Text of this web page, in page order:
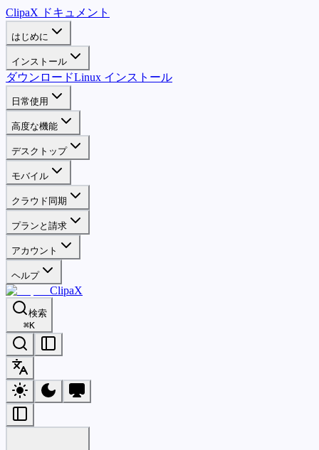
ClipaX ドキュメント
はじめに
インストール
ダウンロードLinux インストール
日常使用
高度な機能
デスクトップ
モバイル
クラウド同期
プランと請求
アカウント
ヘルプ
ClipaX
検索
⌘K